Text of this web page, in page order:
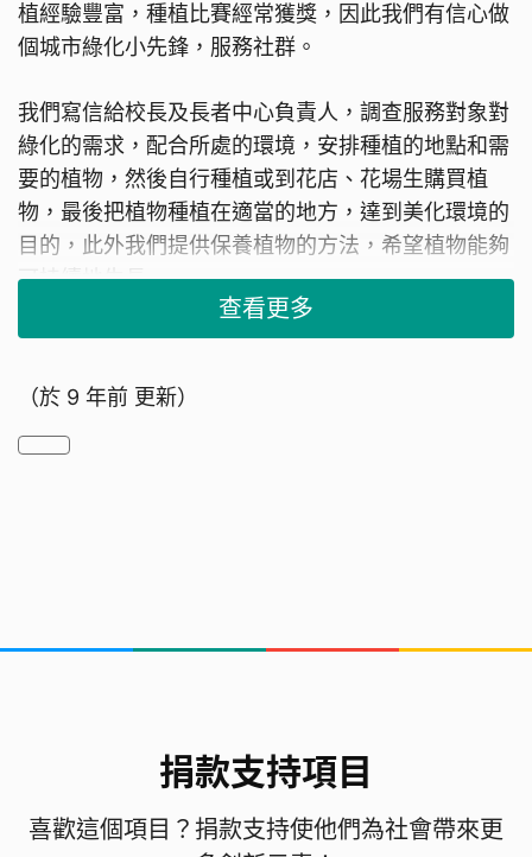
植經驗豐富，種植比賽經常獲獎，因此我們有信心做
個城市綠化小先鋒，服務社群。
我們寫信給校長及長者中心負責人，調查服務對象對
綠化的需求，配合所處的環境，安排種植的地點和需
要的植物，然後自行種植或到花店、花場生購買植
物，最後把植物種植在適當的地方，達到美化環境的
目的，此外我們提供保養植物的方法，希望植物能夠
可持續地生長。
需要的資源及人力
​​​​​​​我們需要您的支持，我們計劃為十個機構，包括一間
小學、六間幼稚園和三間長者中心實踐我們的夢想。
查看更多
（於 9 年前 更新）
捐款支持項目
喜歡這個項目？捐款支持使他們為社會帶來更